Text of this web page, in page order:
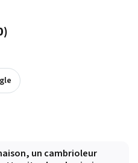
)
un cambrioleur